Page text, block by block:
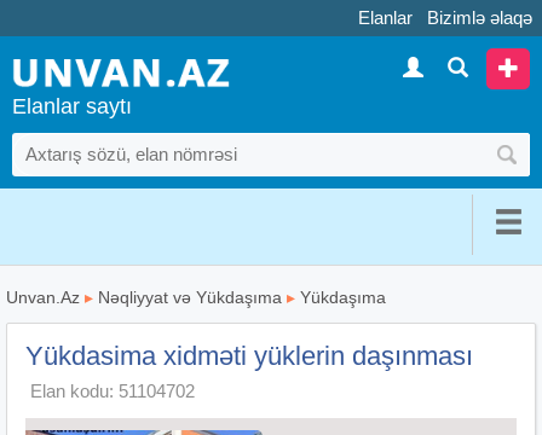
Elanlar Bizimlə əlaqə
Elanlar saytı
Unvan.Az ▸ Nəqliyyat və Yükdaşıma ▸ Yükdaşıma
Yükdasima xidməti yüklerin daşınması
Elan kodu: 51104702